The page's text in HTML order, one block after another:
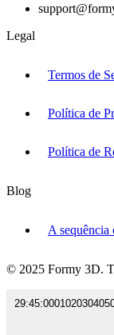
Legal
Termos de
Política de
Política de
Blog
A sequência
© 2025 Formy 3D.
29:45:0001 02030405